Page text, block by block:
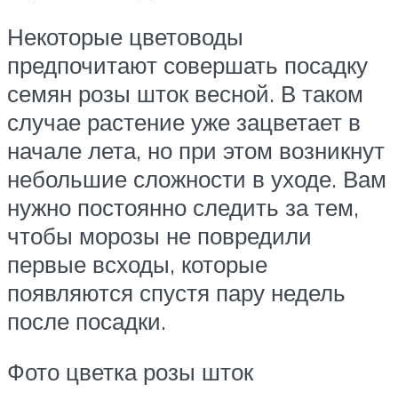
Некоторые цветоводы
предпочитают совершать посадку
семян розы шток весной. В таком
случае растение уже зацветает в
начале лета, но при этом возникнут
небольшие сложности в уходе. Вам
нужно постоянно следить за тем,
чтобы морозы не повредили
первые всходы, которые
появляются спустя пару недель
после посадки.
Фото цветка розы шток